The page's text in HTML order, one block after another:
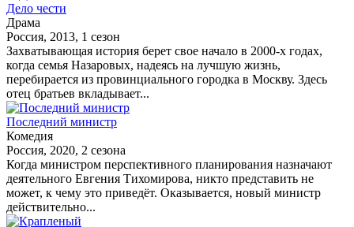
Дело чести
Драма
Россия, 2013, 1 сезон
Захватывающая история берет свое начало в 2000-х годах,
когда семья Назаровых, надеясь на лучшую жизнь,
перебирается из провинциального городка в Москву. Здесь
отец братьев вкладывает...
Последний министр
Комедия
Россия, 2020, 2 сезона
Когда министром перспективного планирования назначают
деятельного Евгения Тихомирова, никто представить не
может, к чему это приведёт. Оказывается, новый министр
действительно...